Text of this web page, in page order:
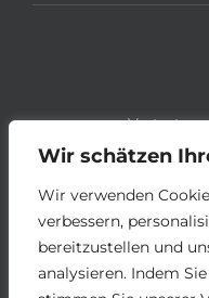
Wir schätzen
Wir verwenden
verbessern,
bereitzustellen und
analysieren. Indem